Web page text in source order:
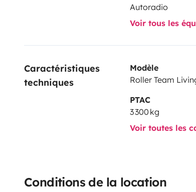
Autoradio
Voir tous les
Caractéristiques
techniques
Modèle
Roller Team
PTAC
3 300 kg
Voir toutes les
Conditions de la location